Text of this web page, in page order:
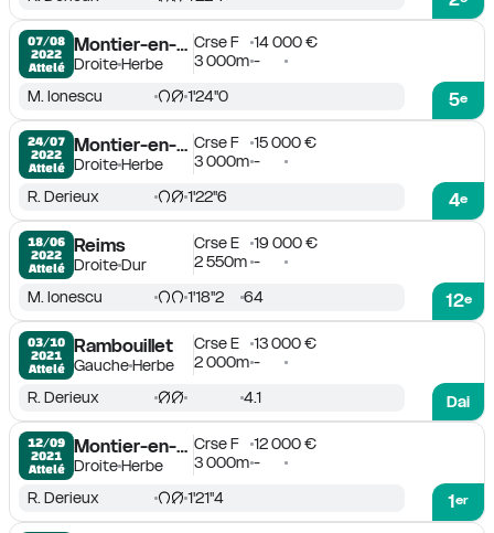
07/08
2022
Attelé
Montier-en-Der
DroiteHerbe
Crse F
14 000 €
3 000m -
5e
M. Ionescu 1'24''0
24/07
2022
Attelé
Montier-en-Der
DroiteHerbe
Crse F
15 000 €
3 000m -
4e
R. Derieux 1'22''6
18/06
2022
Attelé
Reims
DroiteDur
Crse E
19 000 €
2 550m -
12e
M. Ionescu 1'18''2 64
03/10
2021
Attelé
Rambouillet
GaucheHerbe
Crse E
13 000 €
2 000m -
Dai
R. Derieux 4.1
12/09
2021
Attelé
Montier-en-Der
DroiteHerbe
Crse F
12 000 €
3 000m -
1er
R. Derieux 1'21''4